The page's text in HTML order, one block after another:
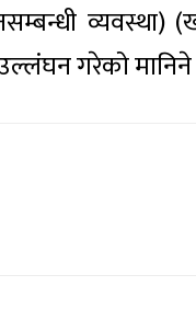
व्यवस्था)
गरेको